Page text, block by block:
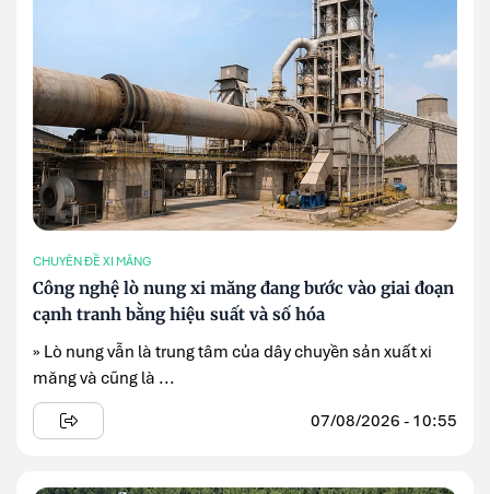
CHUYÊN ĐỀ XI MĂNG
Công nghệ lò nung xi măng đang bước vào giai đoạn
cạnh tranh bằng hiệu suất và số hóa
» Lò nung vẫn là trung tâm của dây chuyền sản xuất xi
măng và cũng là ...
07/08/2026 - 10:55